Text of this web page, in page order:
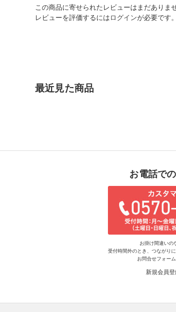
この商品に寄せられたレビューはまだありませ
レビューを評価するにはログインが必要です。
最近見た商品
お電話で
お掛け間違いの
受付時間外のとき、つながり
お問合せフォー
新規会員登